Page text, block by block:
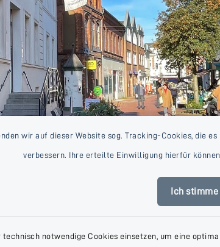
wir auf dieser Website sog. Tracking-Cookies, die
verbessern. Ihre erteilte Einwilligung hierfür
Ich stimme
technisch notwendige Cookies einsetzen, um eine